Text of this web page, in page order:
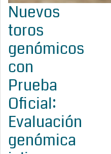
Nuevos
toros
genómicos
con
Prueba
Oficial:
Evaluación
genómica